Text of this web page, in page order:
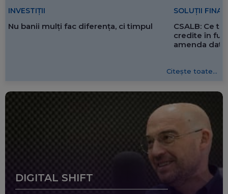
INVESTIȚII
Nu banii mulți fac diferența, ci timpul
SOLUȚII
CSALB: Ce
credite în
amenda
Citește toate...
DIGITAL SHIFT